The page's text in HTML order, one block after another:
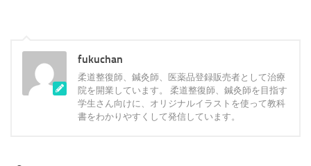
fukuchan
柔道整復師、鍼灸師、医薬品登録販売者として治療
院を開業しています。 柔道整復師、鍼灸師を目指す
学生さん向けに、オリジナルイラストを使って教科
書をわかりやすくして発信しています。